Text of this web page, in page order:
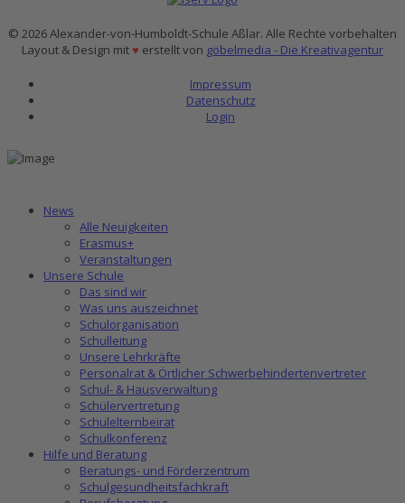
© 2026 Alexander-von-Humboldt-Schule Aßlar. Alle Rechte vorbehalten
Layout & Design mit♥ erstellt von göbelmedia - Die Kreativagentur
Impressum
Datenschutz
Login
News
Alle Neuigkeiten
Erasmus+
Veranstaltungen
Unsere Schule
Das sind wir
Was uns auszeichnet
Schulorganisation
Schulleitung
Unsere Lehrkräfte
Personalrat & Örtlicher Schwerbehindertenvertreter
Schul- & Hausverwaltung
Schülervertretung
Schulelternbeirat
Schulkonferenz
Hilfe und Beratung
Beratungs- und Förderzentrum
Schulgesundheitsfachkraft